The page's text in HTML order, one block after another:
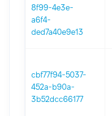
8f99-4e3e-
a6f4-
ded7a40e9e13
cbf77f94-5037-
452a-b90a-
3b52dcc66177